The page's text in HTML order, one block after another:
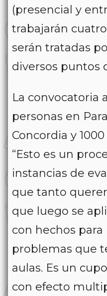
(presencial y
trabajarán
serán tratadas
diversos puntos
La convocatoria
personas en
Concordia y
“Esto es un
instancias de
que tanto
que luego se
con hechos para
problemas que
aulas. Es un
con efecto